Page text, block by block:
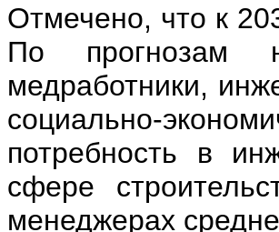
Отмечено, что к
По прогнозам
медработники,
социально-
потребность в
сфере
менеджерах